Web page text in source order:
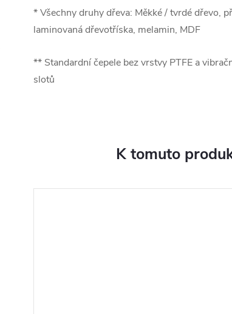
* Všechny druhy dřeva: Měkké / tvrdé dřevo,
laminovaná dřevotříska, melamin, MDF
** Standardní čepele bez vrstvy PTFE a
slotů
K tomuto